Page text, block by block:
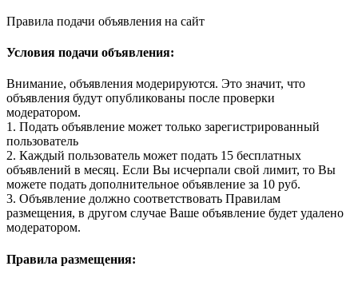
Правила подачи объявления на сайт
Условия подачи объявления:
Внимание, объявления модерируются. Это значит, что
объявления будут опубликованы после проверки
модератором.
1. Подать объявление может только зарегистрированный
пользователь
2. Каждый пользователь может подать 15 бесплатных
объявлений в месяц. Если Вы исчерпали свой лимит, то Вы
можете подать дополнительное объявление за 10 руб.
3. Объявление должно соответствовать Правилам
размещения, в другом случае Ваше объявление будет удалено
модератором.
Правила размещения: